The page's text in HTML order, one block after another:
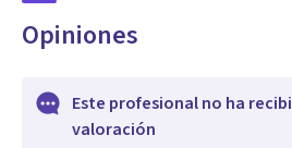
Opiniones
Este profesional no ha
valoración